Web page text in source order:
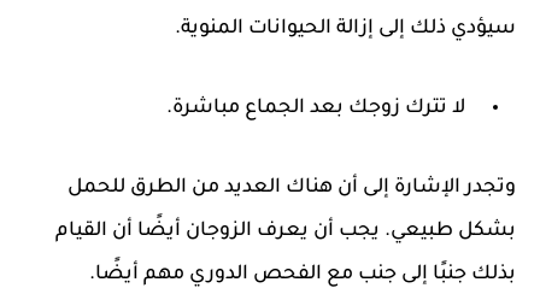
سيؤدي ذلك إلى إزالة الحيوانات المنوية.
لا تترك زوجك بعد الجماع مباشرة.
وتجدر الإشارة إلى أن هناك العديد من الطرق للحمل
بشكل طبيعي. يجب أن يعرف الزوجان أيضًا أن القيام
بذلك جنبًا إلى جنب مع الفحص الدوري مهم أيضًا.